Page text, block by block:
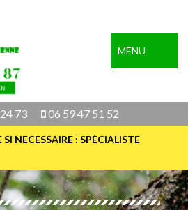
MENU
73 06 59 47 51 52
NECESSAIRE : SPÉCIALISTE